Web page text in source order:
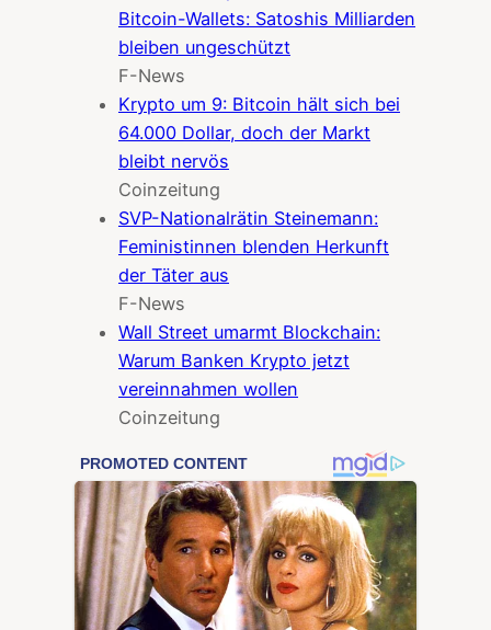
Bitcoin-Wallets: Satoshis Milliarden
bleiben ungeschützt
F-News
Krypto um 9: Bitcoin hält sich bei
64.000 Dollar, doch der Markt
bleibt nervös
Coinzeitung
SVP-Nationalrätin Steinemann:
Feministinnen blenden Herkunft
der Täter aus
F-News
Wall Street umarmt Blockchain:
Warum Banken Krypto jetzt
vereinnahmen wollen
Coinzeitung